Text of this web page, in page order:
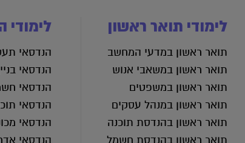
לימודי תואר ראשון
תואר ראשון במדעי המחשב
תואר ראשון במשאבי אנוש
תואר ראשון במשפטים
תואר ראשון במנהל עסקים
תואר ראשון בהנדסת תוכנה
לימודי
הנדסאי
הנדסאי
הנדסאי
הנדסאי
הנדסאי